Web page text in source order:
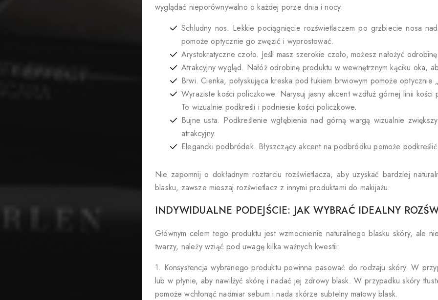
wyglądać nieporównywalno o każdej porze dnia i nocy:
Schludny nos. Lekkie pociągnięcie rozświetlaczem po grzbiecie nosa
pomoże optycznie go zwęzić i wyprostować.
Arystokratyczne czoło. Jeśli masz szerokie czoło, możesz nałożyć
Atrakcyjny wygląd. Nałóż odrobinę produktu w wewnętrznym kąciku oka,
Brwi. Cienka, połyskująca kreska pod łukiem brwiowym pomoże
Wyraziste kości policzkowe. Narysuj jasny akcent wzdłuż górnej linii
To wizualnie podkreśli i podniesie kości policzkowe.
Bujne usta. Podkreślenie wgłębienia nad górną wargą wizualnie
atrakcyjny.
Elegancki podbródek. Błyszczący akcent na podbródku pomoże
Nie zapomnij o dokładnym roztarciu rozświetlacza, aby uzyskać bardziej
blasku, zawsze mieszaj rozświetlacz z innymi produktami do makijażu.
INDYWIDUALNE PODEJŚCIE: JAK WYBRAĆ IDEALNY
Głównym celem tego produktu jest wzmocnienie naturalnego blasku skóry, ale
twarzy, należy wziąć pod uwagę kilka ważnych kwestii:
1. Konsystencja wybranego produktu powinna pasować do rodzaju skóry. W
lub w płynie, aby nawilżyć skórę i nadać jej zdrowy blask. W przypadku skóry
pomoże wchłonąć nadmiar sebum i nada skórze subtelny matowy blask.